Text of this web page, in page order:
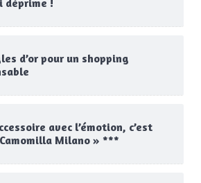
déprime !
d’or pour un shopping
avec l’émotion, c’est
Milano » ***